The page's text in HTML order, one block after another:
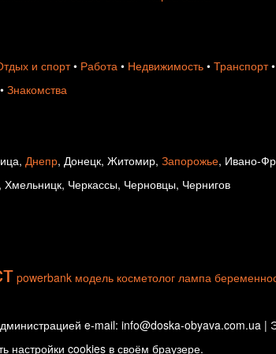
и спорт• Работа • Недвижимость • Транспорт•
• Знакомства
Днепр, Донецк, Житомир, Запорожье, Ивано-
Хмельницк, Черкассы, Черновцы, Чернигов
powerbank модель косметолог лампа
e-mail: info@doska-obyava.com.ua |
настройки cookies в своём браузере.